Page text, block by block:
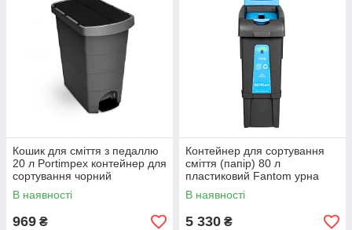
Кошик для сміття з педаллю
20 л Portimpex контейнер для
сортування чорний
В наявності
969 ₴
Контейнер для сортування
сміття (папір) 80 л
пластиковий Fantom урна
для офісу дому та бізнесу
В наявності
5 330 ₴